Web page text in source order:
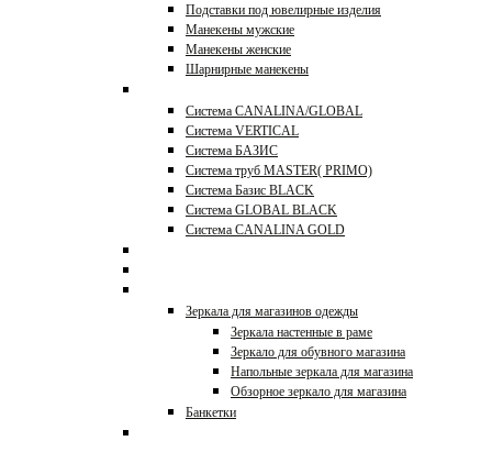
Подставки под ювелирные изделия
Манекены мужские
Манекены женские
Шарнирные манекены
Система CANALINA/GLOBAL
Система VERTICAL
Система БАЗИС
Система труб MASTER( PRIMO)
Система Базис BLACK
Система GLOBAL BLACK
Система CANALINA GOLD
Зеркала для магазинов одежды
Зеркала настенные в раме
Зеркало для обувного магазина
Напольные зеркала для магазина
Обзорное зеркало для магазина
Банкетки